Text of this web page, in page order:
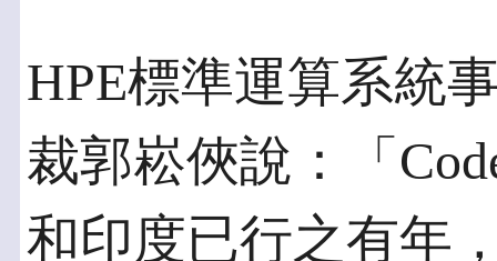
HPE標準運算系統
裁郭崧俠說：「
和印度已行之有年